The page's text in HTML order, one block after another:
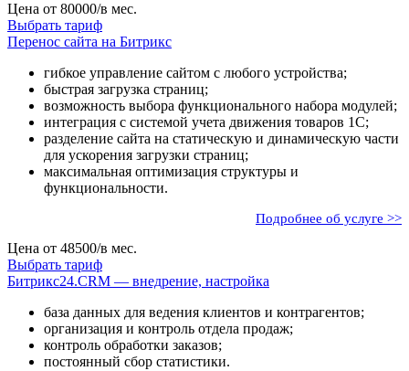
Цена от 80000/в мес.
Выбрать тариф
Перенос сайта на Битрикс
гибкое управление сайтом с любого устройства;
быстрая загрузка страниц;
возможность выбора функционального набора модулей;
интеграция с системой учета движения товаров 1С;
разделение сайта на статическую и динамическую части
для ускорения загрузки страниц;
максимальная оптимизация структуры и
функциональности.
Подробнее об услуге >>
Цена от 48500/в мес.
Выбрать тариф
Битрикс24.CRM — внедрение, настройка
база данных для ведения клиентов и контрагентов;
организация и контроль отдела продаж;
контроль обработки заказов;
постоянный сбор статистики.